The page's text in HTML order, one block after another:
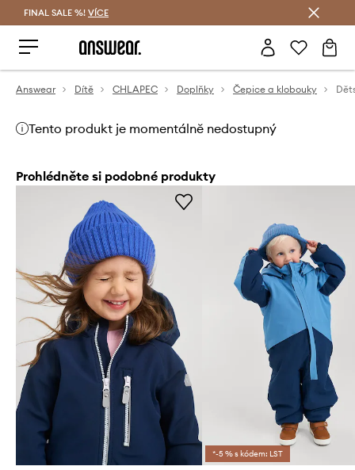
FINAL SALE %! VÍCE
Answear Dítě CHLAPEC Doplňky Čepice a klobouky
Tento produkt je momentálně nedostupný
Prohlédněte si podobné produkty
*-5 % s kódem: LST